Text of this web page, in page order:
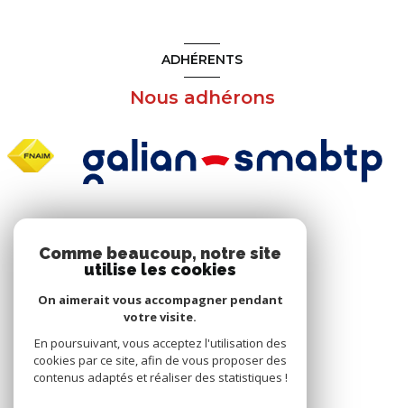
ADHÉRENTS
Nous adhérons
Nous suivre
Comme beaucoup, notre site
utilise les cookies
On aimerait vous accompagner pendant
votre visite.
En poursuivant, vous acceptez l'utilisation des
cookies par ce site, afin de vous proposer des
contenus adaptés et réaliser des statistiques !